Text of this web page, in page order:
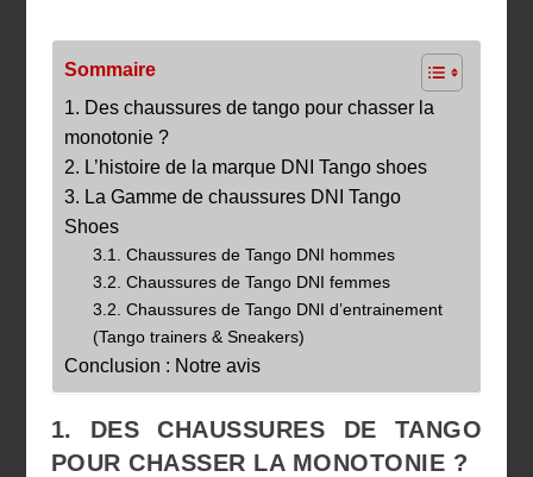
Sommaire
1. Des chaussures de tango pour chasser la
monotonie ?
2. L’histoire de la marque DNI Tango shoes
3. La Gamme de chaussures DNI Tango
Shoes
3.1. Chaussures de Tango DNI hommes
3.2. Chaussures de Tango DNI femmes
3.2. Chaussures de Tango DNI d’entrainement
(Tango trainers & Sneakers)
Conclusion : Notre avis
1. DES CHAUSSURES DE TANGO
POUR CHASSER LA MONOTONIE ?